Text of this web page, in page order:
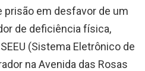
prisão em desfavor de um
de deficiência física,
(Sistema Eletrônico de
na Avenida das Rosas